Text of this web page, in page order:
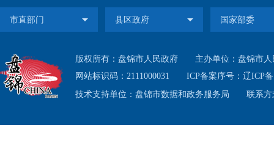
版权所有：盘锦市人民政府
主办单位：盘锦市
网站标识码：2111000031
ICP备案序号： 辽ICP
技术支持单位：盘锦市数据和政务服务局
联系方